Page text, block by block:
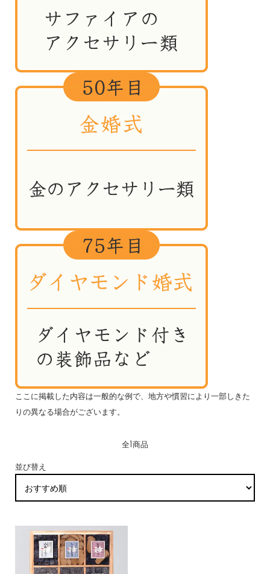
ここに掲載した内容は一般的な例で、地方や慣習により一部しきた
りの異なる場合がございます。
全1商品
並び替え